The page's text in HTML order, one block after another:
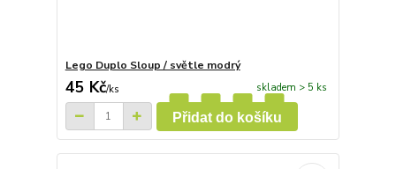
Lego Duplo Sloup / světle modrý
45 Kč/ks skladem > 5 ks
Přidat do košíku